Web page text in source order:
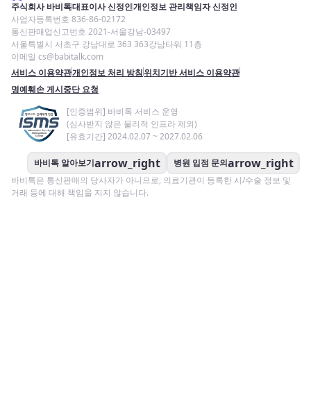
주식회사 바비톡대표이사 신정인개인정보 관리책임자 신정인
사업자등록번호 836-86-02172
통신판매업신고번호 2021-서울강남-03497
서울특별시 서초구 강남대로 363 363강남타워 11층
이메일 cs@babitalk.com
서비스 이용약관개인정보 처리 방침위치기반 서비스 이용약관
명예훼손 게시중단 요청
[인증범위] 바비톡 서비스 운영
(심사받지 않은 물리적 인프라 제외)
[유효기간] 2024.02.07 ~ 2027.02.06
바비톡 알아보기arrow_right 병원 입점 문의arrow_right
바비톡은 통신판매의 당사자가 아니므로, 의료기관이 등록한 시/수술 정보 및
거래 등에 대해 책임을 지지 않습니다.